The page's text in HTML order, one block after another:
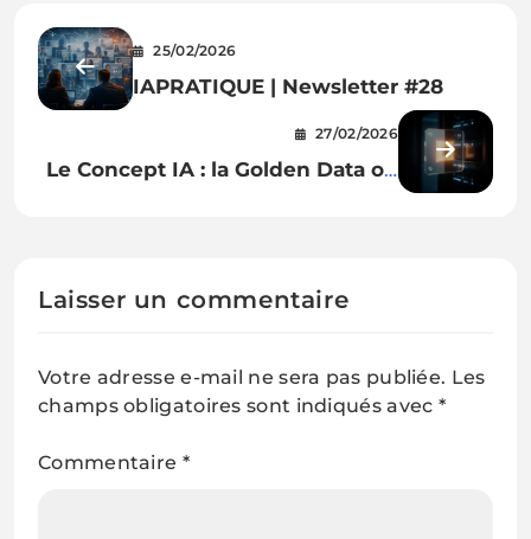
25/02/2026
IAPRATIQUE | Newsletter #28
27/02/2026
Le Concept IA : la Golden Data ou
Laisser un commentaire
Votre adresse e-mail ne sera pas publiée. Les
champs obligatoires sont indiqués avec *
Commentaire *